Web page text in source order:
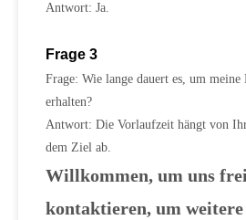
Antwort: Ja.
Frage 3
Frage: Wie lange dauert es, um meine
erhalten?
Antwort: Die Vorlaufzeit hängt von
dem Ziel ab.
Willkommen, um uns
kontaktieren, um